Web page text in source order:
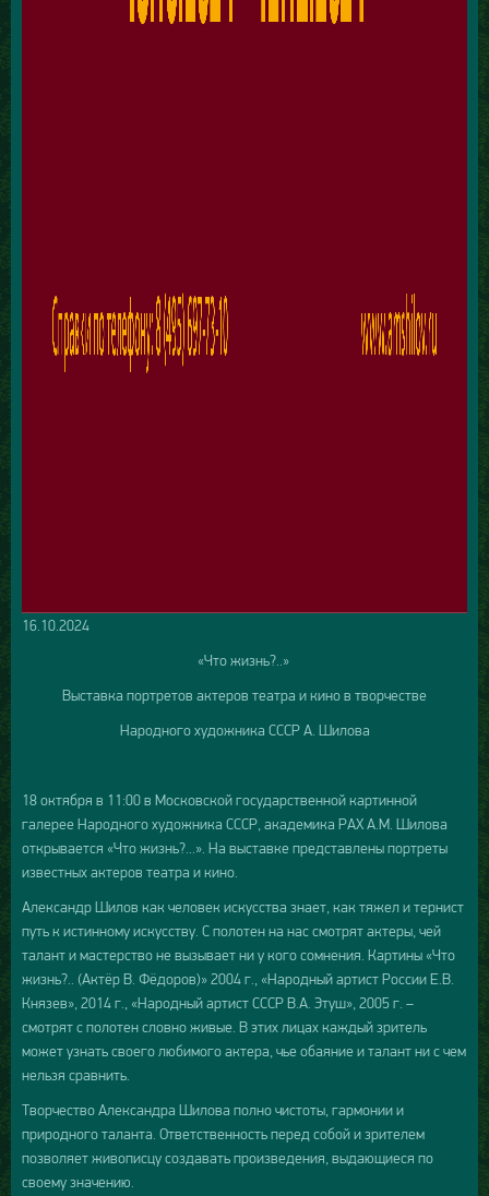
16.10.2024
«Что жизнь?..»
Выставка портретов актеров театра и кино в творчестве
Народного художника СССР А. Шилова
18 октября в 11:00 в Московской государственной картинной
галерее Народного художника СССР, академика РАХ А.М. Шилова
открывается «Что жизнь?...». На выставке представлены портреты
известных актеров театра и кино.
Александр Шилов как человек искусства знает, как тяжел и тернист
путь к истинному искусству. С полотен на нас смотрят актеры, чей
талант и мастерство не вызывает ни у кого сомнения. Картины «Что
жизнь?.. (Актёр В. Фёдоров)» 2004 г., «Народный артист России Е.В.
Князев», 2014 г., «Народный артист СССР В.А. Этуш», 2005 г. –
смотрят с полотен словно живые. В этих лицах каждый зритель
может узнать своего любимого актера, чье обаяние и талант ни с чем
нельзя сравнить.
​Творчество Александра Шилова полно чистоты, гармонии и
природного таланта. Ответственность перед собой и зрителем
позволяет живописцу создавать произведения, выдающиеся по
своему значению.